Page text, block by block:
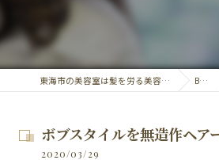
東海市の美容室は髪を労る美容室・カナリア BLOG
ボブスタイルを無造作ヘア
2020/03/29